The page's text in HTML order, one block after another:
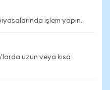
işlem yapın.
uzun veya kısa